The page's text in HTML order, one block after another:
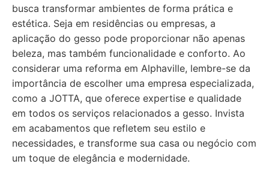
busca transformar ambientes de forma prática e
estética. Seja em residências ou empresas, a
aplicação do gesso pode proporcionar não apenas
beleza, mas também funcionalidade e conforto. Ao
considerar uma reforma em Alphaville, lembre-se da
importância de escolher uma empresa especializada,
como a JOTTA, que oferece expertise e qualidade
em todos os serviços relacionados a gesso. Invista
em acabamentos que refletem seu estilo e
necessidades, e transforme sua casa ou negócio com
um toque de elegância e modernidade.